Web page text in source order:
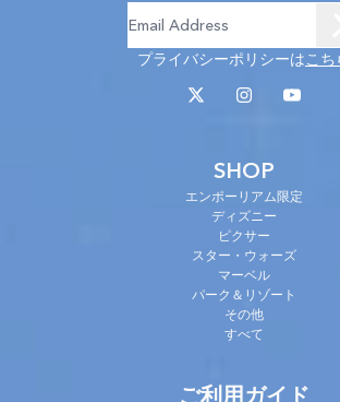
プライバシーポリシーはこち
SHOP
エンポーリアム限定
ディズニー
ピクサー
スター・ウォーズ
マーベル
パーク＆リゾート
その他
すべて
ご利用ガイド